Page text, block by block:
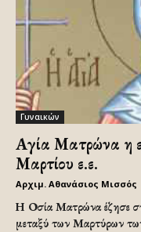
Γυναικών
Αγία Ματρώνα η
Μαρτίου ε.ε.
Αρχιμ. Αθανάσιος Μισσός
Η Οσία Ματρώνα έζησε
μεταξύ των Μαρτύρων